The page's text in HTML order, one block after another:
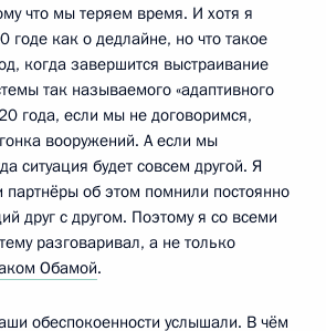
что мы теряем время. И хотя я
годе как о дедлайне, но что такое
когда завершится выстраивание
так называемого «адаптивного
года, если мы не договоримся,
вооружений. А если мы
ситуация будет совсем другой. Я
партнёры об этом помнили постоянно
друг с другом. Поэтому я со всеми
разговаривал, а не только
Обамой.
обеспокоенности услышали. В чём